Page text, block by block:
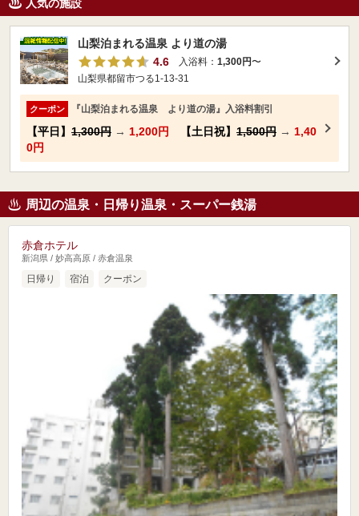
人気の施設
山梨泊まれる温泉 より道の湯
4.6
入浴料： 1,300円〜
山梨県都留市つる1-13-31
クーポン 『山梨泊まれる温泉 より道の湯』入浴料割引
【平日】 1,300円 → 1,200円 【土日祝】 1,500円 → 1,40
0円
周辺の温泉・日帰り温泉・スーパー銭湯
赤倉ホテル
新潟県 / 妙高高原 / 赤倉温泉
日帰り 宿泊 クーポン